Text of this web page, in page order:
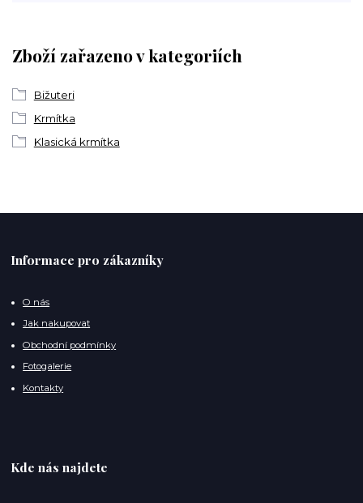
Zboží zařazeno v kategoriích
Bižuteri
Krmítka
Klasická krmítka
Informace pro zákazníky
O nás
Jak nakupovat
Obchodní podmínky
Fotogalerie
Kontakty
Kde nás najdete